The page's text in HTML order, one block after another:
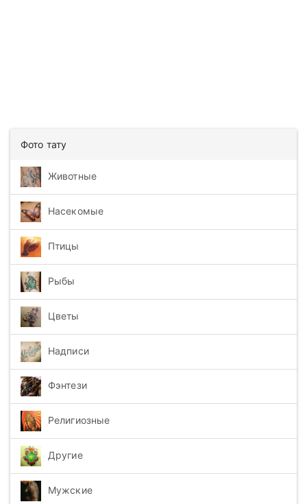
Фото тату
Животные
Насекомые
Птицы
Рыбы
Цветы
Надписи
Фэнтези
Религиозные
Другие
Мужские